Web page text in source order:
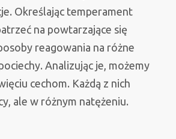
Określając temperament
na powtarzające się
reagowania na różne
Analizując je, możemy
cechom. Każdą z nich
ale w różnym natężeniu.